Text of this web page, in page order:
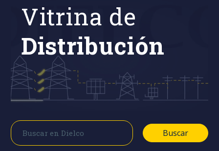
Buscar
Vitrina de
Distribución
Buscar
Buscar